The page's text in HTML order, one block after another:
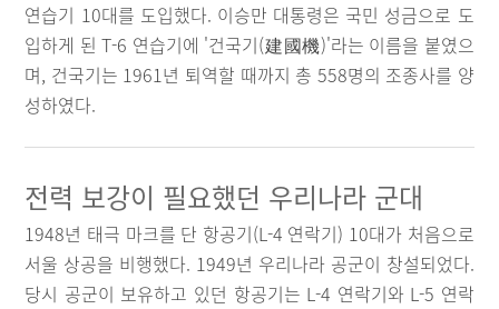
연습기 10대를 도입했다. 이승만 대통령은 국민 성금으로 도
입하게 된 T-6 연습기에 '건국기(建國機)'라는 이름을 붙였으
며, 건국기는 1961년 퇴역할 때까지 총 558명의 조종사를 양
성하였다.
전력 보강이 필요했던 우리나라 군대
1948년 태극 마크를 단 항공기(L-4 연락기) 10대가 처음으로
서울 상공을 비행했다. 1949년 우리나라 공군이 창설되었다.
당시 공군이 보유하고 있던 항공기는 L-4 연락기와 L-5 연락